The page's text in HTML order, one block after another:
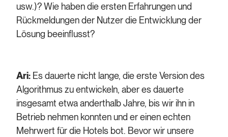
usw.)? Wie haben die ersten Erfahrungen und
Rückmeldungen der Nutzer die Entwicklung der
Lösung beeinflusst?
Ari: Es dauerte nicht lange, die erste Version des
Algorithmus zu entwickeln, aber es dauerte
insgesamt etwa anderthalb Jahre, bis wir ihn in
Betrieb nehmen konnten und er einen echten
Mehrwert für die Hotels bot. Bevor wir unsere